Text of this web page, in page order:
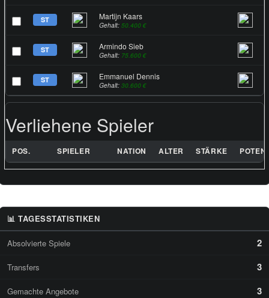
ST Martijn Kaars
Gehalt: 50.400 €
ST Armindo Sieb
Gehalt: 75.600 €
ST Emmanuel Dennis
Gehalt: 30.600 €
Verliehene Spieler
POS. SPIELER NATION ALTER STÄRKE
📊 TAGESSTATISTIKEN
Absolvierte Spiele 2
Transfers 3
Gemachte Angebote 3